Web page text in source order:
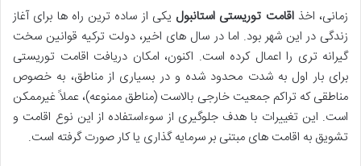
زمانی، اخذاقامت توریستی استانبول یکی از ساده ترین راه ها برای آغاز
زندگی در این شهر بود. اما در سال های اخیر، دولت ترکیه قوانین سخت
گیرانه تری را اعمال کرده است. اکنون، امکان دریافت اقامت توریستی
برای بار اول به شدت محدود شده و در بسیاری از مناطق، به خصوص
مناطقی که تراکم جمعیت خارجی بالاست (مناطق ممنوعه)، عملاً غیرممکن
است. این تغییرات با هدف جلوگیری از سوءاستفاده از این نوع اقامت و
تشویق به اقامت های مبتنی بر سرمایه گذاری یا کار صورت گرفته است.